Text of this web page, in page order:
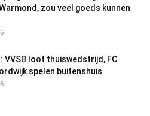
zou veel goeds kunnen
VVSB loot thuiswedstrijd, FC
spelen buitenshuis